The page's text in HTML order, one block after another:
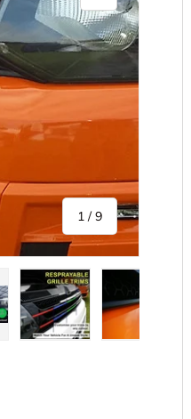
1 /von
9
Bild 6 in Bild 7